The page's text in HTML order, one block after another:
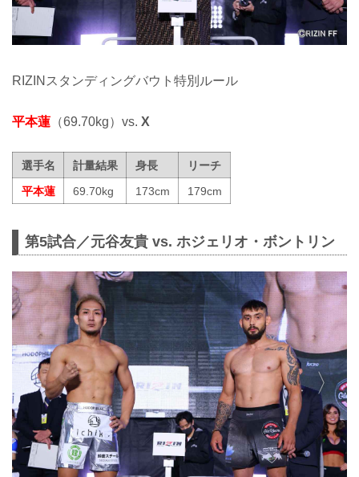
RIZINスタンディングバウト特別ルール
平本蓮 （69.70kg）vs. X
選手名 計量結果 身長
リーチ
平本蓮
69.70kg 173cm 179cm
第5試合／元谷友貴 vs. ホジェリオ・ボントリン